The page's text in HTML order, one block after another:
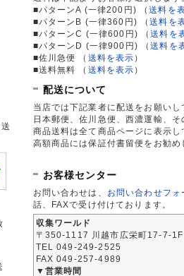
■パターンA (一律200円)
（送料を
■パターンB (一律360円)
（送料を
■パターンC (一律600円)
（送料を
■パターンD (一律900円)
（送料を
■佐川急便
（ 送料を表示 ）
■送料無料
（ 送料を表示 ）
配送について
当店では下記業者に配送をお願いし
日本郵便、佐川急便、西濃運輸、
商品送料は全て商品ページに表示し
高額商品には保証付書留便をお勧め
お客様センター
お問い合わせは、 お問い合わせフォ
話、FAXで受け付けております。
収集ワールド
〒350-1117 川越市広栄町17-7-1F
TEL 049-249-2525
FAX 049-257-4989
▼営業時間